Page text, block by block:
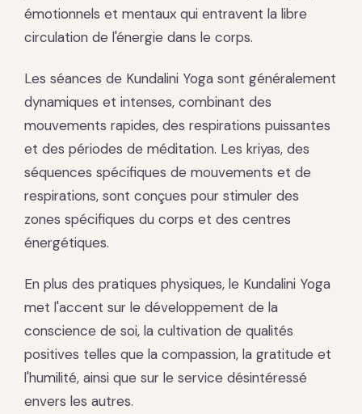
émotionnels et mentaux qui entravent la libre
circulation de l'énergie dans le corps.
Les séances de Kundalini Yoga sont généralement
dynamiques et intenses, combinant des
mouvements rapides, des respirations puissantes
et des périodes de méditation. Les kriyas, des
séquences spécifiques de mouvements et de
respirations, sont conçues pour stimuler des
zones spécifiques du corps et des centres
énergétiques.
En plus des pratiques physiques, le Kundalini Yoga
met l'accent sur le développement de la
conscience de soi, la cultivation de qualités
positives telles que la compassion, la gratitude et
l'humilité, ainsi que sur le service désintéressé
envers les autres.